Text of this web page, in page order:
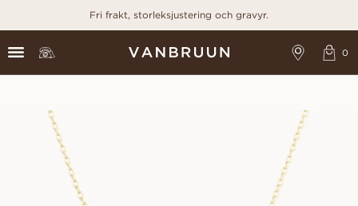
Fri frakt, storleksjustering och gravyr.